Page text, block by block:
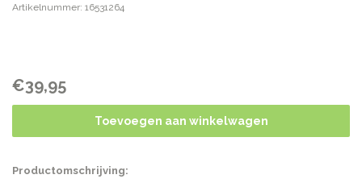
Artikelnummer: 16531264
€39,95
Toevoegen aan winkelwagen
Productomschrijving: